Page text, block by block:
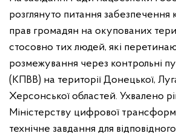
розглянуто питання забезпечення
прав громадян на окупованих
стосовно тих людей, які
розмежування через контрольні
(КПВВ) на території Донецької,
Херсонської областей. Ухвалено
Міністерству цифрової
технічне завдання для